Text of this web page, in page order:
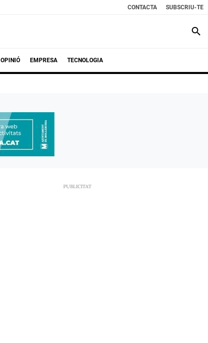
CONTACTA SUBSCRIU-TE
search
OPINIÓ EMPRESA TECNOLOGIA